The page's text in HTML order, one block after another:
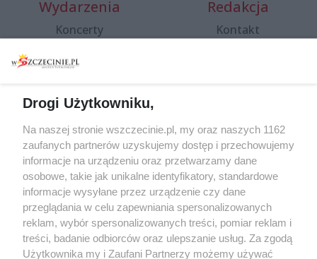
Wydarzenia
Koncerty
Spacery i oprowadzania
targi
Wernisaże
Więcej
Redakcja
Kontakt
Specjalny koncert z okazji
20. urodzin portalu
wSzczecinie.pl
Regulamin konkursów
śniadaniówka "Hej
Szczecin! Jest piątek!"
Drogi Użytkowniku,
Na naszej stronie wszczecinie.pl, my oraz naszych 1162
zaufanych partnerów uzyskujemy dostęp i przechowujemy
informacje na urządzeniu oraz przetwarzamy dane
osobowe, takie jak unikalne identyfikatory, standardowe
informacje wysyłane przez urządzenie czy dane
przeglądania w celu zapewniania spersonalizowanych
reklam, wybór spersonalizowanych treści, pomiar reklam i
treści, badanie odbiorców oraz ulepszanie usług. Za zgodą
Użytkownika my i Zaufani Partnerzy możemy używać